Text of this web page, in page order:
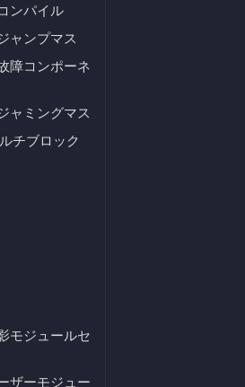
ンパイル
ャンプマス
障コンポーネ
ャミングマス
チブロック
モジュールセ
ザーモジュー